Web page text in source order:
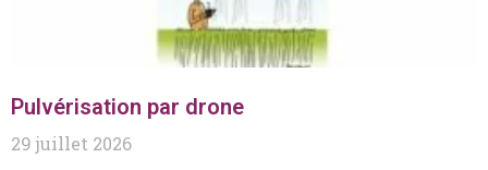
Pulvérisation par drone
29 juillet 2026